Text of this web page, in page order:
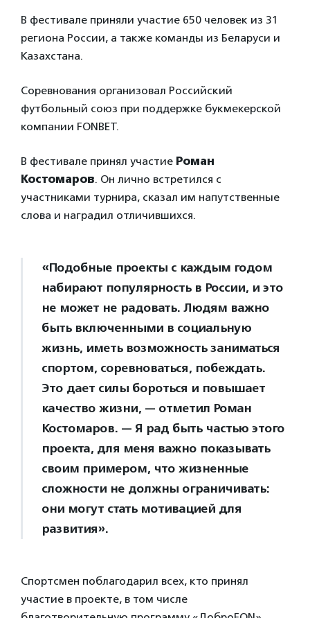
В фестивале приняли участие 650 человек из 31
региона России, а также команды из Беларуси и
Казахстана.
Соревнования организовал Российский
футбольный союз при поддержке букмекерской
компании FONBET.
В фестивале принял участие Роман
Костомаров. Он лично встретился с
участниками турнира, сказал им напутственные
слова и наградил отличившихся.
«Подобные проекты с каждым годом
набирают популярность в России, и это
не может не радовать. Людям важно
быть включенными в социальную
жизнь, иметь возможность заниматься
спортом, соревноваться, побеждать.
Это дает силы бороться и повышает
качество жизни, — отметил Роман
Костомаров. — Я рад быть частью этого
проекта, для меня важно показывать
своим примером, что жизненные
сложности не должны ограничивать:
они могут стать мотивацией для
развития».
Спортсмен поблагодарил всех, кто принял
участие в проекте, в том числе